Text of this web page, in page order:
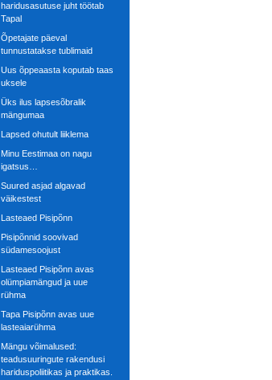
haridusasutuse juht töötab
Tapal
Õpetajate päeval
tunnustatakse tublimaid
Uus õppeaasta koputab taas
uksele
Üks ilus lapsesõbralik
mängumaa
Lapsed ohutult liiklema
Minu Eestimaa on nagu
igatsus…
Suured asjad algavad
väikestest
Lasteaed Pisipõnn
Pisipõnnid soovivad
südamesoojust
Lasteaed Pisipõnn avas
olümpiamängud ja uue
rühma
Tapa Pisipõnn avas uue
lasteaiarühma
Mängu võimalused:
teadusuuringute rakendusi
hariduspoliitikas ja praktikas.